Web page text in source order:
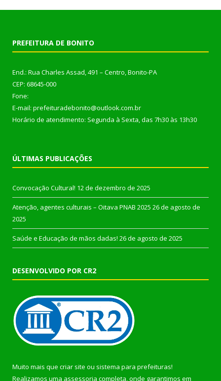
PREFEITURA DE BONITO
End.: Rua Charles Assad, 491 – Centro, Bonito-PA
CEP: 68645-000
Fone:
E-mail: prefeituradebonito@outlook.com.br
Horário de atendimento: Segunda à Sexta, das 7h30 às 13h30
ÚLTIMAS PUBLICAÇÕES
Convocação Cultural! 12 de dezembro de 2025
Atenção, agentes culturais – Oitava PNAB 2025 26 de agosto de
2025
Saúde e Educação de mãos dadas! 26 de agosto de 2025
DESENVOLVIDO POR CR2
Muito mais que criar site ou sistema para prefeituras!
Realizamos uma assessoria completa, onde garantimos em